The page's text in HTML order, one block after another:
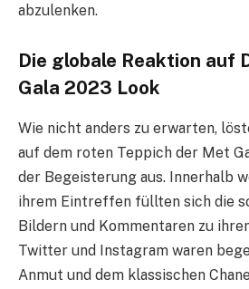
abzulenken.
Die globale Reaktion auf
Gala 2023 Look
Wie nicht anders zu erwarten,
auf dem roten Teppich der Met
der Begeisterung aus. Innerhalb
ihrem Eintreffen füllten sich die
Bildern und Kommentaren zu
Twitter und Instagram waren
Anmut und dem klassischen